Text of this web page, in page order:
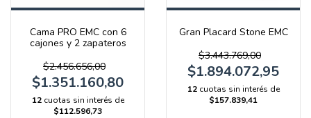
Cama PRO EMC con 6
cajones y 2 zapateros
$2.456.656,00
$1.351.160,80
12 cuotas sin interés de
$112.596,73
Gran Placard Stone EMC
$3.443.769,00
$1.894.072,95
12 cuotas sin interés de
$157.839,41